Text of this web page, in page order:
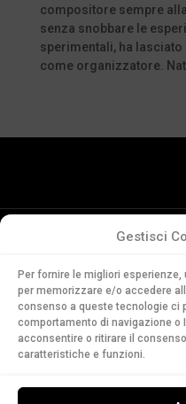
Gestisci
Per fornire le migliori
per memorizzare e/o accedere
consenso a queste tecnologie ci
comportamento di navigazione o
acconsentire o ritirare il
caratteristiche e funzioni.
compositore sempre
senza snobbare le
sperimentali, ha
come organizzatore.
della
Via
CH-
T. +41